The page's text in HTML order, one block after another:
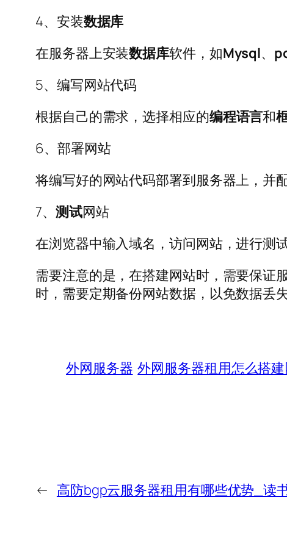
4、安装数据库
在服务器上安装数据库软件，如Mysql、
5、编写网站代码
根据自己的需求，选择相应的编程语言和
6、部署网站
将编写好的网站代码部署到服务器上，并
7、 测试网站
在浏览器中输入域名，访问网站，进行测
需要注意的是，在搭建网站时，需要保证
时，需要定期备份网站数据，以免数据丢失
外网服务器 外网服务器租用怎么搭
← 高防bgp云服务器租用有哪些优势_读